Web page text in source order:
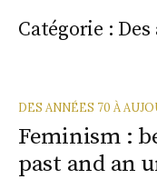
Catégorie : Des
DES ANNÉES 70 À
Feminism :
past and an